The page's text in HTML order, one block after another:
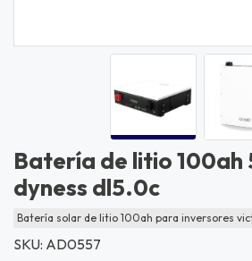
Batería de litio 100ah
dyness dl5.0c
Batería solar de litio 100ah para inversores
SKU: AD0557